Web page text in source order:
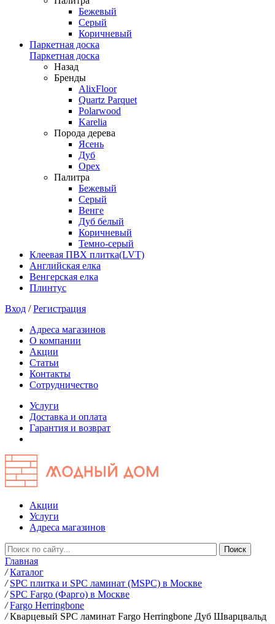
Бежевый
Серый
Коричневый
Паркетная доска
Паркетная доска
Назад
Бренды
AlixFloor
Quartz Parquet
Polarwood
Karelia
Порода дерева
Ясень
Дуб
Орех
Палитра
Бежевый
Серый
Венге
Дуб белый
Коричневый
Темно-серый
Клеевая ПВХ плитка(LVT)
Английская елка
Венгерская елка
Плинтус
Вход /Регистрация
Адреса магазинов
О компании
Акции
Статьи
Контакты
Сотрудничество
Услуги
Доставка и оплата
Гарантия и возврат
Акции
Услуги
Адреса магазинов
Главная
/ Каталог
/ SPC плитка и SPC ламинат (MSPC) в Москве
/ SPC Fargo (Фарго) в Москве
/ Fargo Herringbone
/ Кварцевый SPC ламинат Fargo Herringbone Дуб Шварцвальд